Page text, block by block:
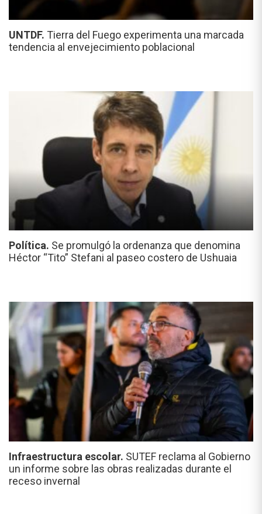
UNTDF. Tierra del Fuego experimenta una marcada
tendencia al envejecimiento poblacional
Política. Se promulgó la ordenanza que denomina
Héctor “Tito” Stefani al paseo costero de Ushuaia
Infraestructura escolar. SUTEF reclama al Gobierno
un informe sobre las obras realizadas durante el
receso invernal